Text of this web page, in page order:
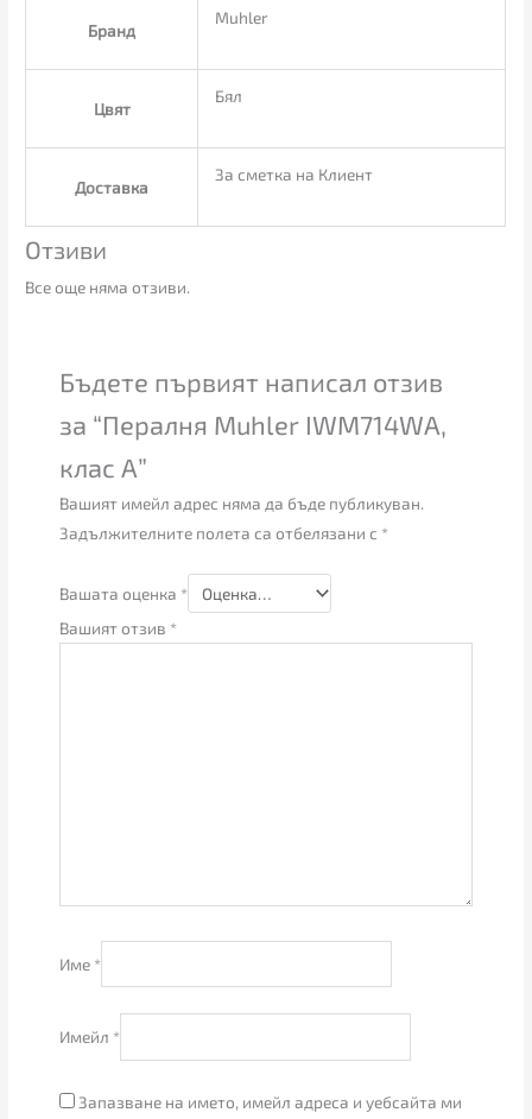
Бранд
Muhler
Цвят
Бял
Доставка
За сметка на Клиент
Отзиви
Все още няма отзиви.
Бъдете първият написал отзив
за “Пералня Muhler IWM714WA,
клас А”
Вашият имейл адрес няма да бъде публикуван.
Задължителните полета са отбелязани с *
Вашата оценка *
Вашият отзив *
Име *
Имейл *
Запазване на името, имейл адреса и уебсайта ми